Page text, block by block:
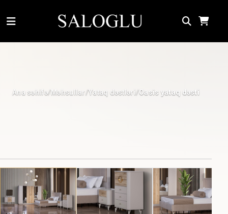
Ana səhifə/Məhsullar /Yataq dəstləri/Oasis yataq dəsti